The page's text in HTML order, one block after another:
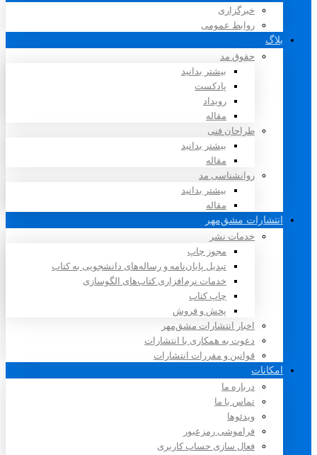
خبرگزاری
روابط عمومی
بلاگ
حقوق مد
بیشتر بدانید
پادکست
رویداد
مقاله
طراحان فنی
بیشتر بدانید
مقاله
روانشناسی مد
بیشتر بدانید
مقاله
انتشارات مشق‌مهر
خدمات نشر
مجوز چاپ
تبدیل پایان‌نامه و رساله‌های دانشجویی به کتاب
خدمات نرم‌افزاری کتاب‌های الگوسازی
چاپ کتاب
پخش و فروش
اخبار انتشارات مشق‌مهر
دعوت به همکاری با انتشارات
قوانین و مقررات انتشارات
امکانات
درباره ما
تماس با ما
ویدئوها
فراموشی رمزعبور
فعال سازی حساب کاربری